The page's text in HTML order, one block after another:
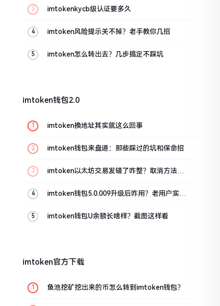
imtokenkycb级认证要多久
imtoken风险提示关不掉？老手教你几招
imtoken怎么转出去？几步搞定不踩坑
imtoken钱包2.0
imtoken换地址其实就这么回事
imtoken钱包来盘道：那些踩过的坑和保命招
imtoken以太坊交易发错了咋整？取消方法告
imtoken钱包5.0.009升级后咋用？老用户实测
imtoken钱包U余额长啥样？截图这样看
imtoken官方下载
鱼池挖矿挖出来的币怎么转到imtoken钱包？